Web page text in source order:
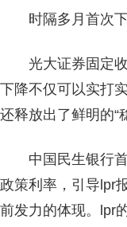
时隔多月首次
光大证券固定
下降不仅可以实打
还释放出了鲜明的“
中国民生银行
政策利率，引导lpr
前发力的体现。lpr